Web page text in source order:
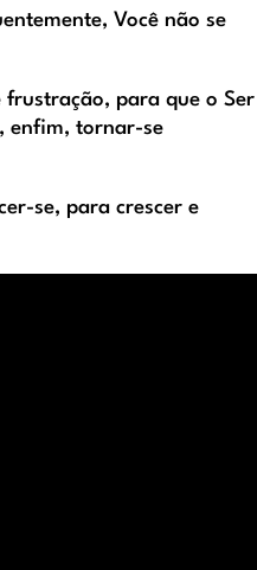
Você não se
frustração, para que o Ser
enfim, tornar-se
se, para crescer e